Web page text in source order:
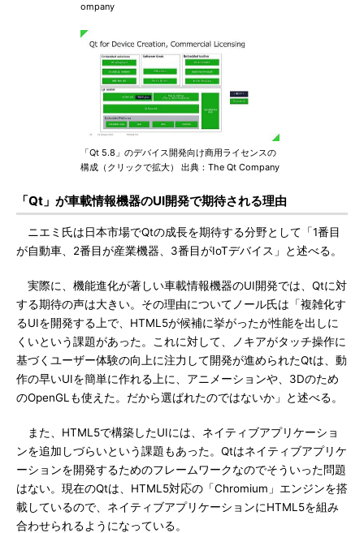
ompany
「Qt 5.8」のデバイス開発向け商用ライセンスの
構成（クリックで拡大） 出典：The Qt Company
「Qt」が車載情報機器のUI開発で期待される理由
ニエミ氏は日本市場でQtの成長を期待する分野として「1番目
が自動車、2番目が産業機器、3番目がIoTデバイス」と述べる。
実際に、機能進化が著しい車載情報機器のUI開発では、Qtに対
する期待の声は大きい。その理由についてノール氏は「複雑化す
るUIを開発する上で、HTML5が候補に挙がったが性能を出しに
くいという課題があった。これに対して、ノキアがタッチ操作に
基づくユーザー体験の向上に注力して開発が進められたQtは、動
作の早いUIを簡単に作れる上に、アニメーションや、3Dのため
のOpenGLも使えた。だから選ばれたのではないか」と述べる。
また、HTML5で構築したUIには、ネイティブアプリケーショ
ンを追加しづらいという課題もあった。Qtはネイティブアプリケ
ーションを開発するためのフレームワークなのでそういった問題
はない。現在のQtは、HTML5対応の「Chromium」エンジンを搭
載しているので、ネイティブアプリケーションにHTML5を組み
合わせられるようになっている。